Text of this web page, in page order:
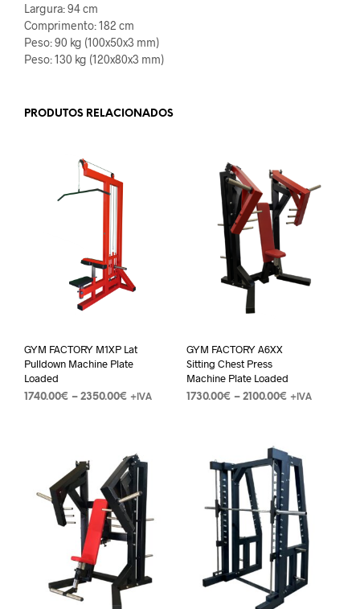
Largura: 94 cm
Comprimento: 182 cm
Peso: 90 kg (100x50x3 mm)
Peso: 130 kg (120x80x3 mm)
PRODUTOS RELACIONADOS
GYM FACTORY M1XP Lat
Pulldown Machine Plate
Loaded
1740.00€ – 2350.00€ +IVA
GYM FACTORY A6XX
Sitting Chest Press
Machine Plate Loaded
1730.00€ – 2100.00€ +IVA